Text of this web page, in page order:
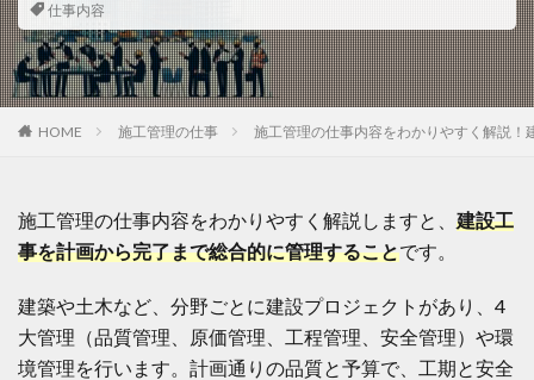
仕事内容
HOME 施工管理の仕事 施工管理の仕事内容をわかりやすく解説！
施工管理の仕事内容をわかりやすく解説しますと、 建設工
事を計画から完了まで総合的に管理することです。
建築や土木など、分野ごとに建設プロジェクトがあり、4
大管理（品質管理、原価管理、工程管理、安全管理）や環
境管理を行います。計画通りの品質と予算で、工期と安全